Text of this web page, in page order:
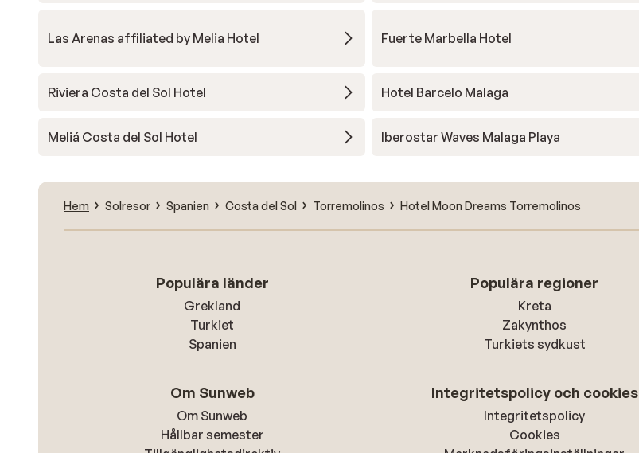
Las Arenas affiliated by Melia Hotel Fuerte Marbella Hotel
Riviera Costa del Sol Hotel Hotel Barcelo Malaga
Meliá Costa del Sol Hotel Iberostar Waves Malaga Playa
Hem Solresor Spanien Costa del Sol Torremolinos Hotel Moon Dreams Torremolinos
Populära länder
Grekland
Turkiet
Spanien
Populära regioner
Kreta
Zakynthos
Turkiets sydkust
Om Sunweb
Om Sunweb
Hållbar semester
Integritetspolicy och cookies
Integritetspolicy
Cookies